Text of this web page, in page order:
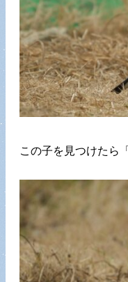
この子を見つけたら